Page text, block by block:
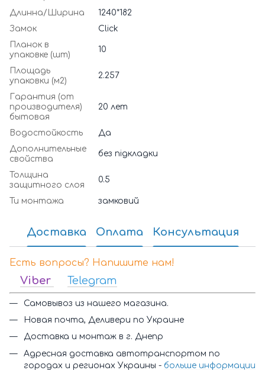
Длинна/Ширина
1240*182
Замок
Click
Планок в
упаковке (шт)
10
Площадь
упаковки (м2)
2.257
Гарантия (от
производителя)
бытовая
20 лет
Водостойкость
Да
Дополнительные
свойства
без підкладки
Толщина
защитного слоя
0.5
Ти монтажа замковий
Доставка Оплата Консультация
Есть вопросы? Напишите нам!
Viber Telegram
Самовывоз из нашего магазина.
Новая почта, Деливери по Украине
Доставка и монтаж в г. Днепр
Адресная доставка автотранспортом по
городах и регионах Украины - больше информации